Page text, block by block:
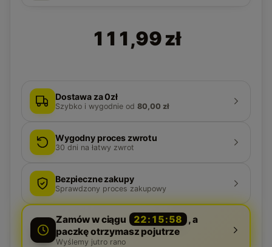
111,99 zł
Dostawa za 0zł
Szybko i wygodnie od 80,00 zł
Wygodny proces zwrotu
30 dni na łatwy zwrot
Bezpieczne zakupy
Sprawdzony proces zakupowy
Zamów w ciągu 22:15:57
, a
paczkę otrzymasz pojutrze
Wyślemy jutro rano